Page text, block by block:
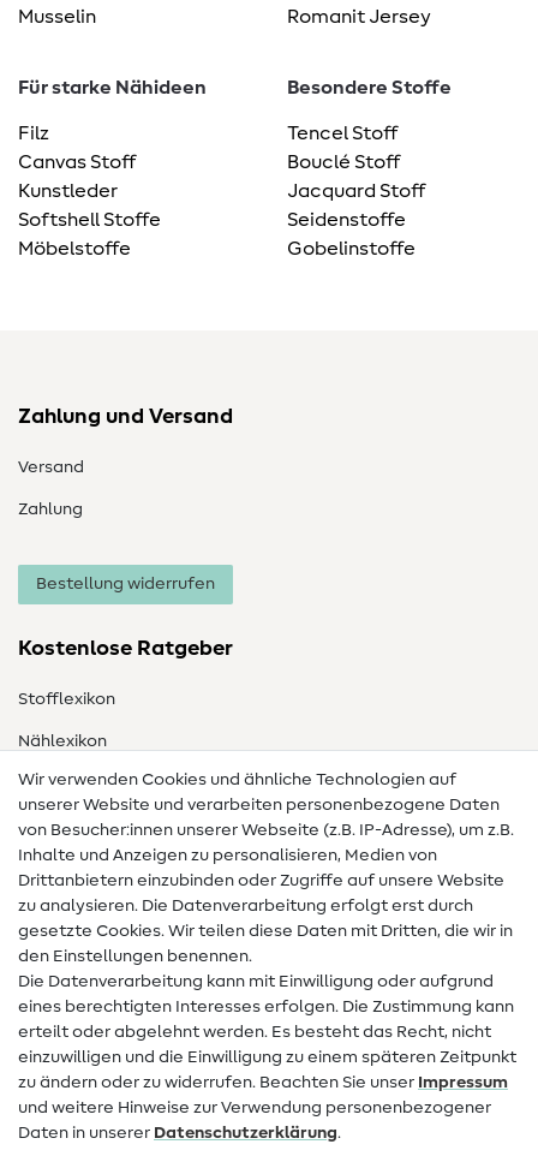
Musselin
Romanit Jersey
Für starke Nähideen
Filz
Canvas Stoff
Kunstleder
Softshell Stoffe
Möbelstoffe
Besondere Stoffe
Tencel Stoff
Bouclé Stoff
Jacquard Stoff
Seidenstoffe
Gobelinstoffe
Zahlung und Versand
Versand
Zahlung
Bestellung widerrufen
Kostenlose Ratgeber
Stofflexikon
Nählexikon
Nähanleitungen
Hilfe & Kontakt
Kontakt
Infos zum Betreiberwechsel
Widerrufsrecht
Beliebt
Stoffe
Wir verwenden Cookies und ähnliche Technologien auf
unserer Website und verarbeiten personenbezogene Daten
von Besucher:innen unserer Webseite (z.B. IP-Adresse), um z.B.
Inhalte und Anzeigen zu personalisieren, Medien von
Drittanbietern einzubinden oder Zugriffe auf unsere Website
zu analysieren. Die Datenverarbeitung erfolgt erst durch
gesetzte Cookies. Wir teilen diese Daten mit Dritten, die wir in
den Einstellungen benennen.
Die Datenverarbeitung kann mit Einwilligung oder aufgrund
eines berechtigten Interesses erfolgen. Die Zustimmung kann
erteilt oder abgelehnt werden. Es besteht das Recht, nicht
einzuwilligen und die Einwilligung zu einem späteren Zeitpunkt
zu ändern oder zu widerrufen. Beachten Sie unser Impressum
und weitere Hinweise zur Verwendung personenbezogener
Daten in unserer Daten­schutz­erklärung.